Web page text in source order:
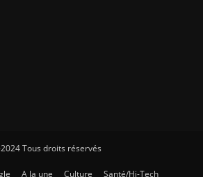
Tous droits réservés
A la une Culture Santé/Hi-Tech